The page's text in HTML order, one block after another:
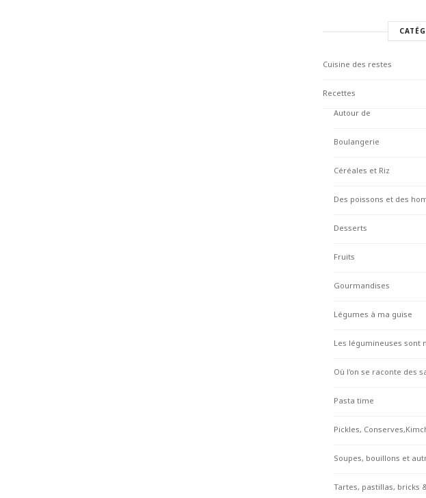
Cuisine des restes
Recettes
Autour de
Boulangerie
Céréales et Riz
Des poissons et des
Desserts
Fruits
Gourmandises
Légumes à ma guise
Les légumineuses sont
Où l'on se raconte des
Pasta time
Pickles,
Soupes, bouillons et
Tartes, pastillas, bricks